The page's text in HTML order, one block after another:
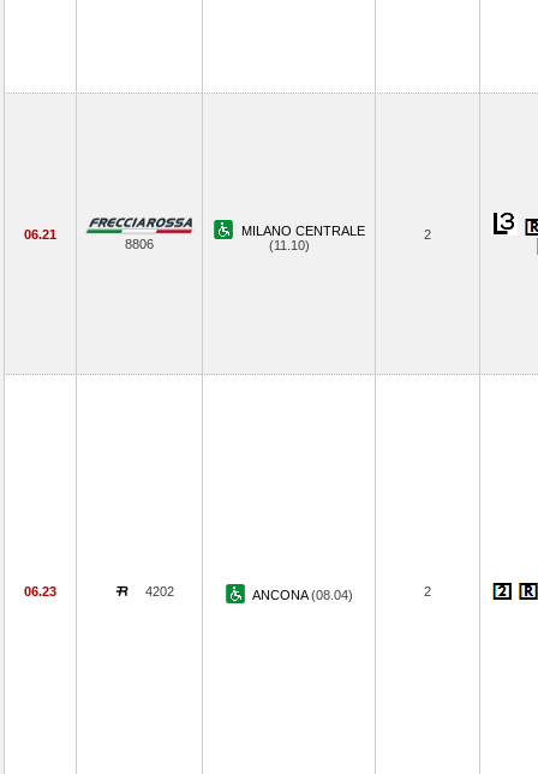
06.21
8806
MILANO CENTRALE
(11.10)
2
06.23 4202 ANCONA(08.04) 2